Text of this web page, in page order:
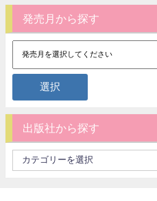
発売月から探す
出版社から探す